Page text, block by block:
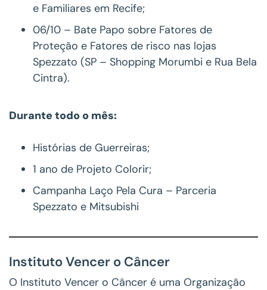
e Familiares em Recife;
06/10 – Bate Papo sobre Fatores de
Proteção e Fatores de risco nas lojas
Spezzato (SP – Shopping Morumbi e Rua Bela
Cintra).
Durante todo o mês:
Histórias de Guerreiras;
1 ano de Projeto Colorir;
Campanha Laço Pela Cura – Parceria
Spezzato e Mitsubishi
Instituto Vencer o Câncer
O Instituto Vencer o Câncer é uma Organização